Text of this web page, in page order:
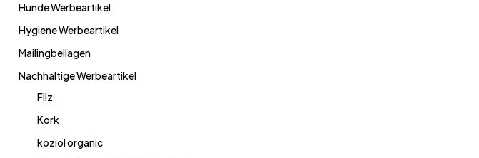
Hunde Werbeartikel
Hygiene Werbeartikel
Mailingbeilagen
Nachhaltige Werbeartikel
Filz
Kork
koziol organic